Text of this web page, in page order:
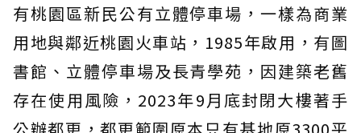
有桃園區新民公有立體停車場，一樣為商業
用地與鄰近桃園火車站，1985年啟用，有圖
書館、立體停車場及長青學苑，因建築老舊
存在使用風險，2023年9月底封閉大樓著手
公辦都更，都更範圍原本只有基地原3300平